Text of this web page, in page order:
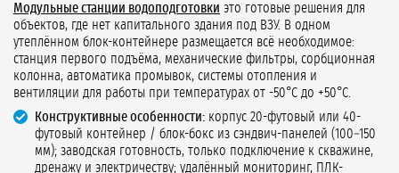
Модульные станции водоподготовки это готовые решения для
объектов, где нет капитального здания под ВЗУ. В одном
утеплённом блок-контейнере размещается всё необходимое:
станция первого подъёма, механические фильтры, сорбционная
колонна, автоматика промывок, системы отопления и
вентиляции для работы при температурах от -50°C до +50°C.
Конструктивные особенности: корпус 20-футовый или 40-
футовый контейнер / блок-бокс из сэндвич-панелей (100–150
мм); заводская готовность, только подключение к скважине,
дренажу и электричеству; удалённый мониторинг, ПЛК-